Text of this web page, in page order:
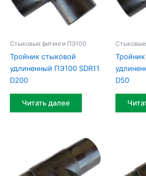
Стыковые фитинги ПЭ100
Тройник стыковой
удлиненный ПЭ100 SDR11
D200
Читать далее
D50